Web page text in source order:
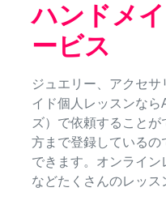
ハンドメ
ービス
ジュエリー、アクセ
イド個人レッスンな
ズ）で依頼すること
方まで登録しているの
できます。オンライ
などたくさんのレッス